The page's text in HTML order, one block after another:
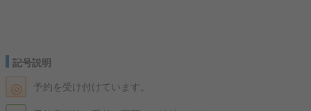
記号説明
◎ 予約を受け付けています。